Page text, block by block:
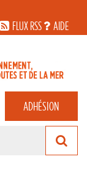
FLUX RSS
AIDE
ADHÉSION